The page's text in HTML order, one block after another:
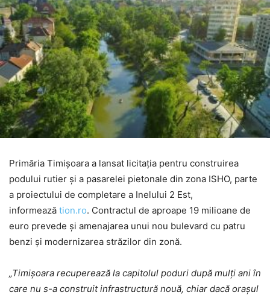
Primăria Timișoara a lansat licitația pentru construirea
podului rutier și a pasarelei pietonale din zona ISHO, parte
a proiectului de completare a Inelului 2 Est,
informează tion.ro. Contractul de aproape 19 milioane de
euro prevede și amenajarea unui nou bulevard cu patru
benzi și modernizarea străzilor din zonă.
„Timișoara recuperează la capitolul poduri după mulți ani în
care nu s-a construit infrastructură nouă, chiar dacă orașul